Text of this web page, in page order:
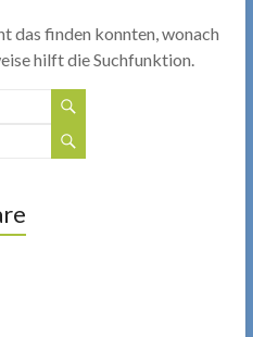
das finden konnten, wonach
hilft die Suchfunktion.